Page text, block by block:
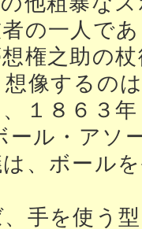
の一人で
権之助の
像するの
１８６３
ール・アソ
、ボール
手を使う